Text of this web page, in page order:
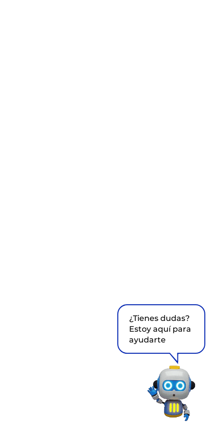
¿Tienes dudas?
Estoy aquí para
ayudarte